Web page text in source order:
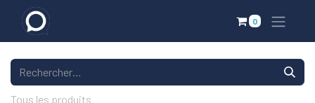
0
Tous les produits